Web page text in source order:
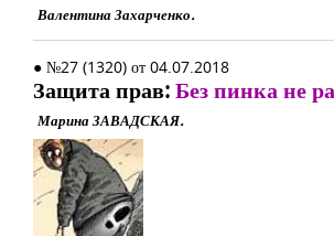
Валентина Захарченко.
● №27 (1320) от 04.07.2018
Защита прав:Без пинка не
Марина ЗАВАДСКАЯ.